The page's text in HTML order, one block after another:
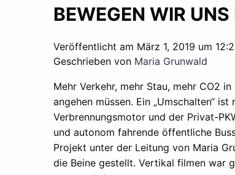
BEWEGEN WIR
Veröffentlicht am März 1, 2019 um
Geschrieben von Maria Grunwald
Mehr Verkehr, mehr Stau, mehr CO2
angehen müssen. Ein „Umschalten“
Verbrennungsmotor und der Privat-
und autonom fahrende öffentliche
Projekt unter der Leitung von Maria
die Beine gestellt. Vertikal filmen war